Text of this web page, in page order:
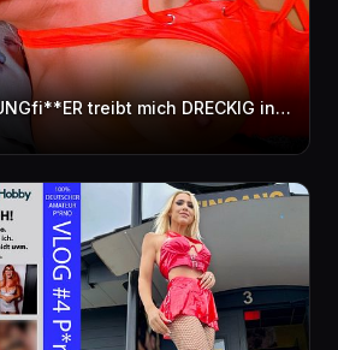
Es war ZU VIEL | JUNGfi**ER treibt mich DRECKIG in den per***sen WAHNSINN! 3LOCH + FACIAL + pi**E